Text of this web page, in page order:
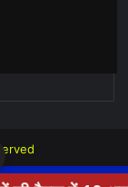
8809666000